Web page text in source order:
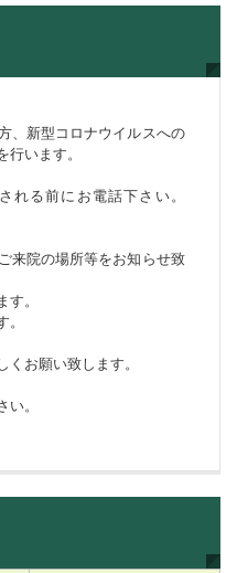
、新型コロナウイルスへの
行います。
る前にお電話下さい。
来院の場所等をお知らせ致
す。
お願い致します。
。